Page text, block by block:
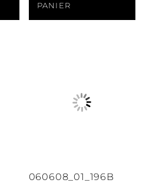
PANIER
060608_01_196B